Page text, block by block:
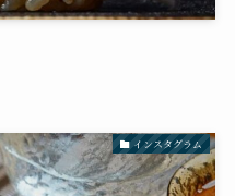
インスタグラム